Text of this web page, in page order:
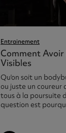
Entrainement
Comment
Visibles
Qu'on soit un
ou juste un coureur
tous à la poursuite
question est